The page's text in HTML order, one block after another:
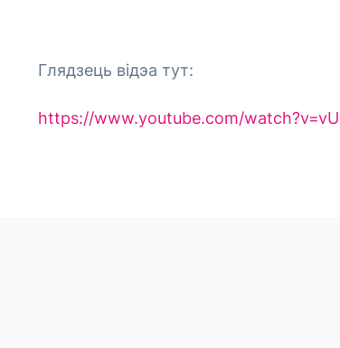
Глядзець відэа тут:
https://www.youtube.com/